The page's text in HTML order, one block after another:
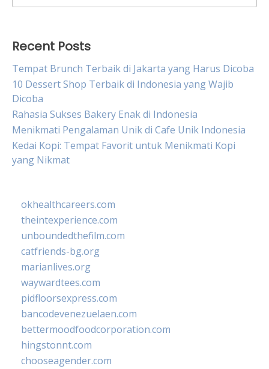
for:
Recent Posts
Tempat Brunch Terbaik di Jakarta yang Harus Dicoba
10 Dessert Shop Terbaik di Indonesia yang Wajib
Dicoba
Rahasia Sukses Bakery Enak di Indonesia
Menikmati Pengalaman Unik di Cafe Unik Indonesia
Kedai Kopi: Tempat Favorit untuk Menikmati Kopi
yang Nikmat
okhealthcareers.com
theintexperience.com
unboundedthefilm.com
catfriends-bg.org
marianlives.org
waywardtees.com
pidfloorsexpress.com
bancodevenezuelaen.com
bettermoodfoodcorporation.com
hingstonnt.com
chooseagender.com